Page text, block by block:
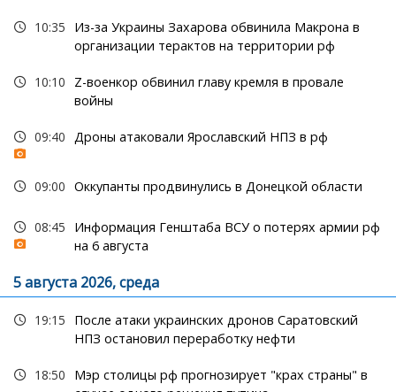
10:35
Из-за Украины Захарова обвинила Макрона в
организации терактов на территории рф
10:10
Z-военкор обвинил главу кремля в провале
войны
09:40 Дроны атаковали Ярославский НПЗ в рф
09:00 Оккупанты продвинулись в Донецкой области
08:45
Информация Генштаба ВСУ о потерях армии рф
на 6 августа
5 августа 2026, среда
19:15
После атаки украинских дронов Саратовский
НПЗ остановил переработку нефти
18:50
Мэр столицы рф прогнозирует "крах страны" в